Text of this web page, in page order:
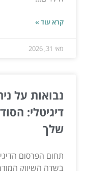
קרא עוד »
מאי 31, 2026
נבואות על
דיגיטלי:
שלך
תחום הפרסום
בשדה השיווק